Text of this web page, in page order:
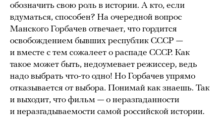
обозначить свою роль в истории. А кто, если
вдуматься, способен? На очередной вопрос
Манского Горбачев отвечает, что гордится
освобождением бывших республик СССР —
и вместе с тем сожалеет о распаде СССР. Как
такое может быть, недоумевает режиссер, ведь
надо выбрать что-то одно! Но Горбачев упрямо
отказывается от выбора. Понимай как знаешь. Так
и выходит, что фильм — о неразгаданности
и неразгадываемости самой российской истории.